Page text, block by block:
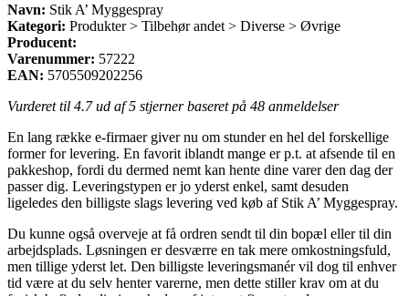
Navn: Stik A’ Myggespray
Kategori: Produkter > Tilbehør andet > Diverse > Øvrige
Producent:
Varenummer: 57222
EAN: 5705509202256
Vurderet til 4.7ud af 5 stjerner baseret på 48 anmeldelser
En lang række e-firmaer giver nu om stunder en hel del forskellige
former for levering. En favorit iblandt mange er p.t. at afsende til en
pakkeshop, fordi du dermed nemt kan hente dine varer den dag der
passer dig. Leveringstypen er jo yderst enkel, samt desuden
ligeledes den billigste slags levering ved køb af Stik A’ Myggespray.
Du kunne også overveje at få ordren sendt til din bopæl eller til din
arbejdsplads. Løsningen er desværre en tak mere omkostningsfuld,
men tillige yderst let. Den billigste leveringsmanér vil dog til enhver
tid være at du selv henter varerne, men dette stiller krav om at du